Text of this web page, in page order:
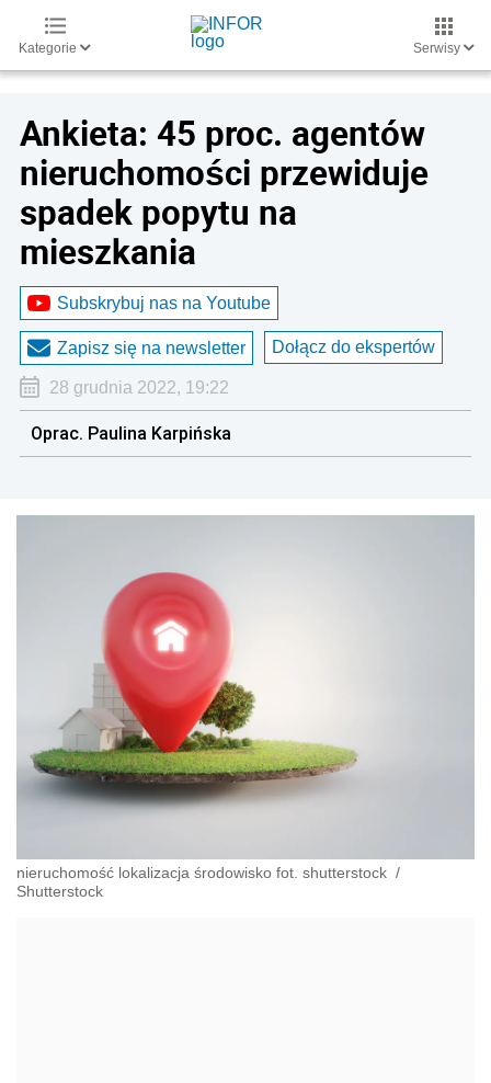
Kategorie Serwisy
Ankieta: 45 proc. agentów
nieruchomości przewiduje
spadek popytu na
mieszkania
Subskrybuj nas na Youtube
Zapisz się na newsletter Dołącz do ekspertów
28 grudnia 2022, 19:22
Oprac. Paulina Karpińska
nieruchomość lokalizacja środowisko fot. shutterstock /
Shutterstock